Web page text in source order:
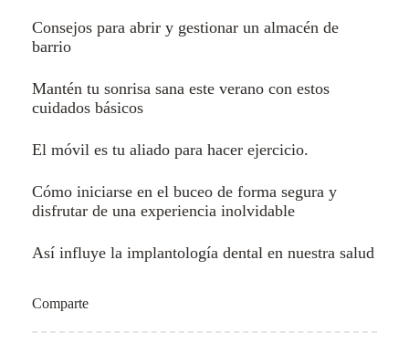
Consejos para abrir y gestionar un almacén de
barrio
Mantén tu sonrisa sana este verano con estos
cuidados básicos
El móvil es tu aliado para hacer ejercicio.
Cómo iniciarse en el buceo de forma segura y
disfrutar de una experiencia inolvidable
Así influye la implantología dental en nuestra salud
Comparte